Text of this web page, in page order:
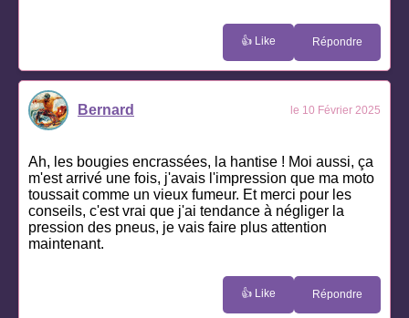
👍 Like Répondre
Bernard le 10 Février 2025
Ah, les bougies encrassées, la hantise ! Moi aussi, ça
m'est arrivé une fois, j'avais l'impression que ma moto
toussait comme un vieux fumeur. Et merci pour les
conseils, c'est vrai que j'ai tendance à négliger la
pression des pneus, je vais faire plus attention
maintenant.
👍 Like Répondre